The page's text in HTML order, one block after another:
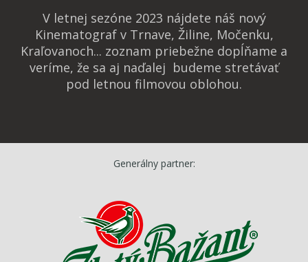
V letnej sezóne 2023 nájdete náš nový
Kinematograf v Trnave, Žiline, Močenku,
Kraľovanoch... zoznam priebežne dopĺňame a
veríme, že sa aj naďalej budeme stretávať
pod letnou filmovou oblohou.
Generálny partner: